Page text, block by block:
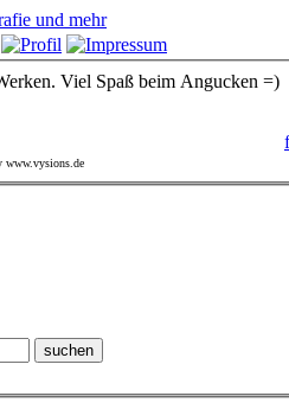
Viel Spaß beim Angucken =)